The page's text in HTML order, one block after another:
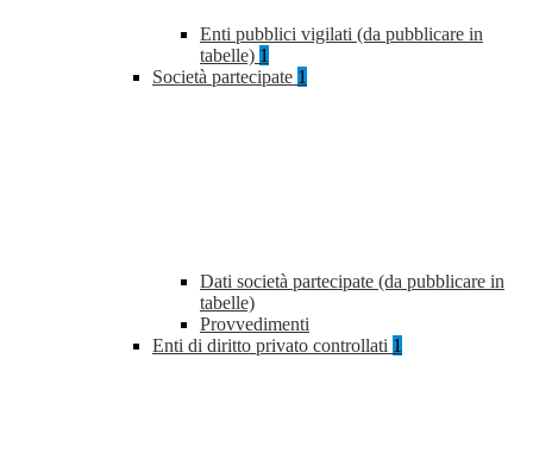
Enti pubblici vigilati (da pubblicare in
tabelle) 1
Società partecipate 1
Dati società partecipate (da pubblicare in
tabelle)
Provvedimenti
Enti di diritto privato controllati 1